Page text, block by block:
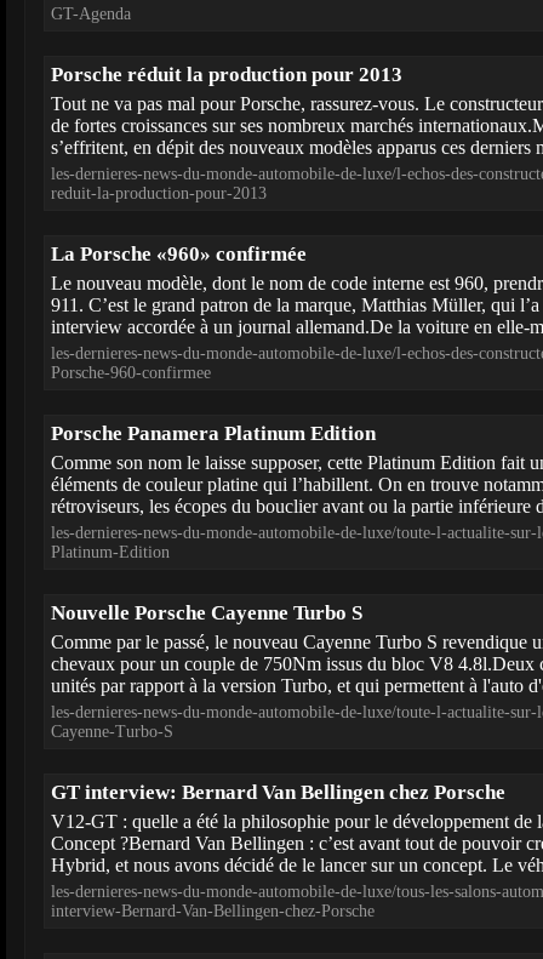
GT-Agenda
Porsche réduit la production pour 2013
Tout ne va pas mal pour Porsche, rassurez-vous. Le
de fortes croissances sur ses nombreux marchés
s’effritent, en dépit des nouveaux modèles apparus ces derniers
les-dernieres-news-du-monde-automobile-de-luxe/l-echos-des-
reduit-la-production-pour-2013
La Porsche «960» confirmée
Le nouveau modèle, dont le nom de code interne est 960,
911. C’est le grand patron de la marque, Matthias Müller, qui
interview accordée à un journal allemand.De la voiture en elle-
les-dernieres-news-du-monde-automobile-de-luxe/l-echos-des-
Porsche-960-confirmee
Porsche Panamera Platinum Edition
Comme son nom le laisse supposer, cette Platinum Edition fait
éléments de couleur platine qui l’habillent. On en trouve
rétroviseurs, les écopes du bouclier avant ou la partie inférieure
les-dernieres-news-du-monde-automobile-de-luxe/toute-l-actualite-sur-
Platinum-Edition
Nouvelle Porsche Cayenne Turbo S
Comme par le passé, le nouveau Cayenne Turbo S revendique
chevaux pour un couple de 750Nm issus du bloc V8 4.8l.Deux
unités par rapport à la version Turbo, et qui permettent à l'auto
les-dernieres-news-du-monde-automobile-de-luxe/toute-l-actualite-
Cayenne-Turbo-S
GT interview: Bernard Van Bellingen chez Porsche
V12-GT : quelle a été la philosophie pour le développement de
Concept ?Bernard Van Bellingen : c’est avant tout de pouvoir
Hybrid, et nous avons décidé de le lancer sur un concept. Le
les-dernieres-news-du-monde-automobile-de-luxe/tous-les-salons-
interview-Bernard-Van-Bellingen-chez-Porsche